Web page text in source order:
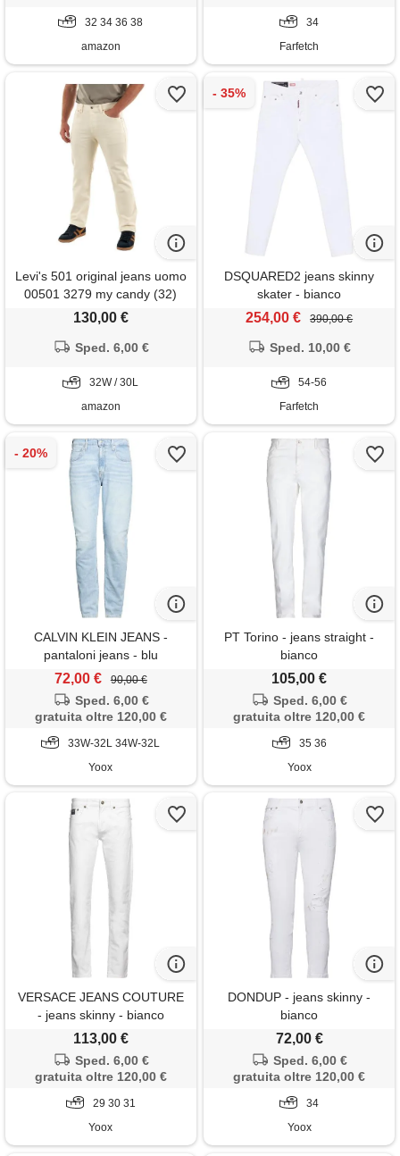
32 34 36 38
amazon
34
Farfetch
Levi's 501 original jeans uomo
00501 3279 my candy (32)
130,00 €
Sped. 6,00 €
32W / 30L
amazon
DSQUARED2 jeans skinny
skater - bianco
254,00 € 390,00 €
Sped. 10,00 €
54-56
Farfetch
CALVIN KLEIN JEANS -
pantaloni jeans - blu
72,00 € 90,00 €
Sped. 6,00 €
gratuita oltre 120,00 €
33W-32L 34W-32L
Yoox
PT Torino - jeans straight -
bianco
105,00 €
Sped. 6,00 €
gratuita oltre 120,00 €
35 36
Yoox
VERSACE JEANS COUTURE
- jeans skinny - bianco
113,00 €
Sped. 6,00 €
gratuita oltre 120,00 €
29 30 31
Yoox
DONDUP - jeans skinny -
bianco
72,00 €
Sped. 6,00 €
gratuita oltre 120,00 €
34
Yoox